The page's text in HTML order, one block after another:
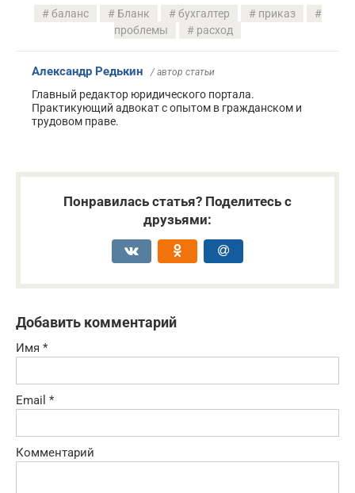
баланс Бланк бухгалтер
приказ
проблемы
расход
Александр Редькин / автор статьи
Главный редактор юридического портала.
Практикующий адвокат с опытом в гражданском и
трудовом праве.
Понравилась статья? Поделитесь с
друзьями:
Добавить комментарий
Имя *
Email *
Комментарий